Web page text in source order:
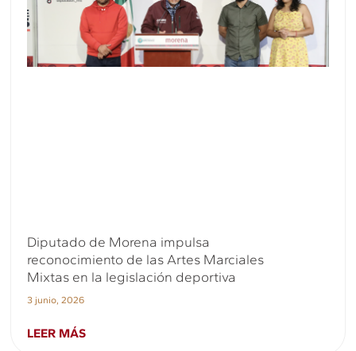
Diputado de Morena impulsa
reconocimiento de las Artes Marciales
Mixtas en la legislación deportiva
3 junio, 2026
LEER MÁS